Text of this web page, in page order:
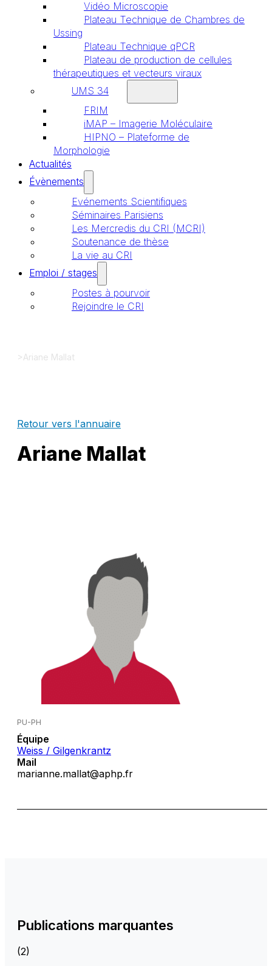
Vidéo Microscopie
Plateau Technique de Chambres de
Ussing
Plateau Technique qPCR
Plateau de production de cellules
thérapeutiques et vecteurs viraux
UMS 34
FRIM
iMAP – Imagerie Moléculaire
HIPNO – Plateforme de
Morphologie
Actualités
Évènements
Evénements Scientifiques
Séminaires Parisiens
Les Mercredis du CRI (MCRI)
Soutenance de thèse
La vie au CRI
Emploi / stages
Postes à pourvoir
Rejoindre le CRI
>Ariane Mallat
Retour vers l'annuaire
Ariane Mallat
PU-PH
Équipe
Weiss / Gilgenkrantz
Mail
marianne.mallat@aphp.fr
Publications marquantes
(2)